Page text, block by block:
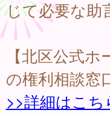
じて必要な助
【北区公式
の権利相談窓
>>詳細はこち